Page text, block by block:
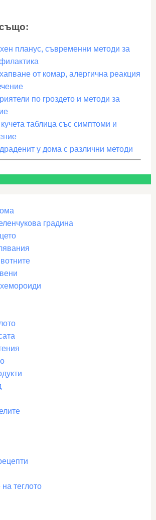
планус, съвременни методи за
от комар, алергична реакция
по гроздето и методи за
таблица със симптоми и
у дома с различни методи
градина
теглото